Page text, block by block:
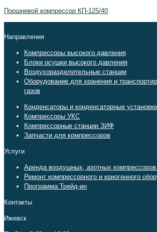
Поршневой компрессор КП-125/40
Направления
Компрессоры высокого давления
Блоки осушки высокого давления
Воздухоразделительные станции
Оборудование для хранения и
газов
Конденсаторы и конденсаторные установки
Компрессоры УКС
Компрессорные станции ЗИФ
Запчасти для компрессоров
Услуги
Аренда воздушных, азотных компрессоров
Ремонт компрессорного и криогенного
Программа Трейд-ин
Контакты
Ижевск